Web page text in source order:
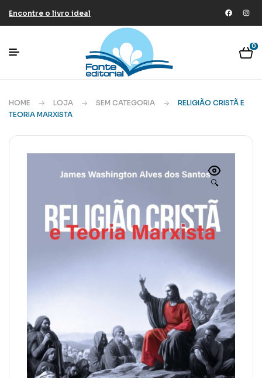
Encontre o livro ideal
0
HOME LOJA SEM CATEGORIA
RELIGIÃO CRISTÃ E
TEORIA MARXISTA
🔍